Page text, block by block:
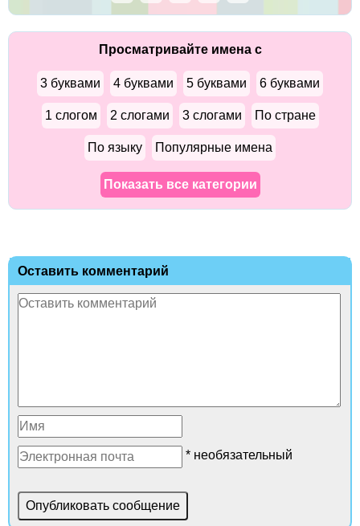
Просматривайте имена с
3 буквами 4 буквами 5 буквами 6 буквами
1 слогом 2 слогами 3 слогами По стране
По языку Популярные имена
Показать все категории
Оставить комментарий
* необязательный